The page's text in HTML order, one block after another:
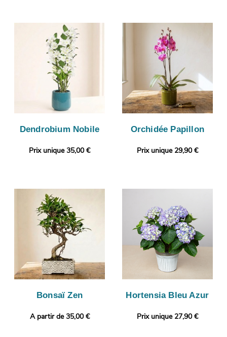
Dendrobium Nobile
Prix unique 35,00 €
Orchidée Papillon
Prix unique 29,90 €
Bonsaï Zen
A partir de 35,00 €
Hortensia Bleu Azur
Prix unique 27,90 €